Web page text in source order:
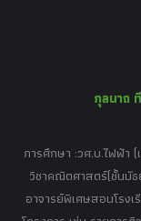
กุลนาถ
การศึกษา :วศ.บ.ไฟฟ้า
วิชาคณิตศาสตร์(ชั้นมัธ
อาจารย์พิเศษสอนโรง